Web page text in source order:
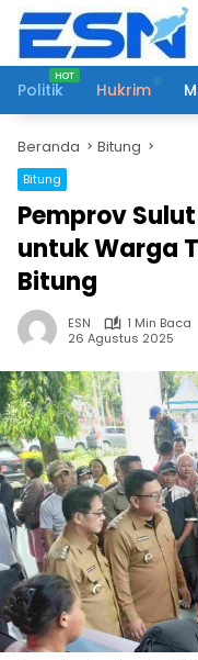
Langsung
konten
Politik
Hukrim
Beranda Bitung
Bitung
Pemprov
untuk Warga
Bitung
ESN
1 Min Baca
26 Agustus 2025